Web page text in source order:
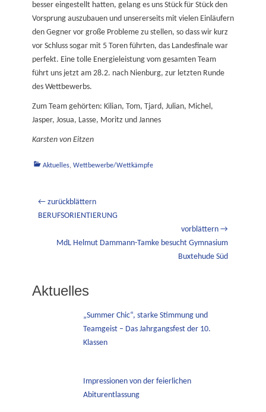
besser eingestellt hatten, gelang es uns Stück für Stück den
Vorsprung auszubauen und unsererseits mit vielen Einläufern
den Gegner vor große Probleme zu stellen, so dass wir kurz
vor Schluss sogar mit 5 Toren führten, das Landesfinale war
perfekt. Eine tolle Energieleistung vom gesamten Team
führt uns jetzt am 28.2. nach Nienburg, zur letzten Runde
des Wettbewerbs.
Zum Team gehörten: Kilian, Tom, Tjard, Julian, Michel,
Jasper, Josua, Lasse, Moritz und Jannes
Karsten von Eitzen
Kategorien
Aktuelles, Wettbewerbe/Wettkämpfe
Beitragsnavigation
← zurückblättern
Vorheriger
BERUFSORIENTIERUNG
vorblättern →
NächsterMdL Helmut Dammann-Tamke besucht Gymnasium
Buxtehude Süd
Aktuelles
„Summer Chic“, starke Stimmung und
Teamgeist – Das Jahrgangsfest der 10.
Klassen
Impressionen von der feierlichen
Abiturentlassung